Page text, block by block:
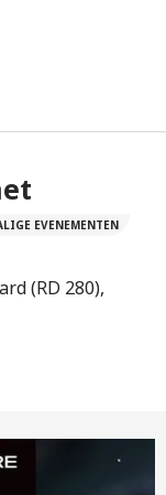
EVENEMENTEN
(RD 280),